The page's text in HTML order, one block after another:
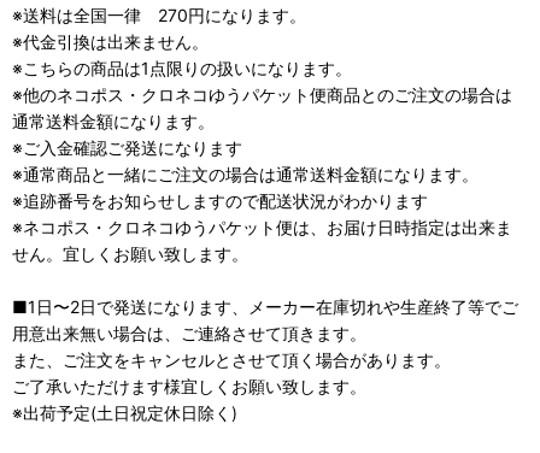
※送料は全国一律 270円になります。
※代金引換は出来ません。
※こちらの商品は1点限りの扱いになります。
※他のネコポス・クロネコゆうパケット便商品とのご注文の場合は
通常送料金額になります。
※ご入金確認ご発送になります
※通常商品と一緒にご注文の場合は通常送料金額になります。
※追跡番号をお知らせしますので配送状況がわかります
※ネコポス・クロネコゆうパケット便は、お届け日時指定は出来ま
せん。宜しくお願い致します。
■1日〜2日で発送になります、メーカー在庫切れや生産終了等でご
用意出来無い場合は、ご連絡させて頂きます。
また、ご注文をキャンセルとさせて頂く場合があります。
ご了承いただけます様宜しくお願い致します。
※出荷予定(土日祝定休日除く)